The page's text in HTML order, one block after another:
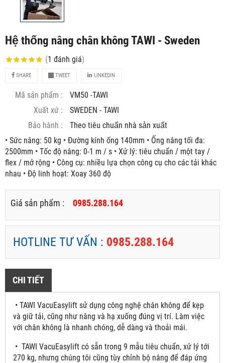
Hệ thống nâng chân không TAWI - Sweden
(1 đánh giá)
SHARE TWEET LINKEDIN
Mã sản phẩm :
VM50 -TAWI
Xuất xứ :
SWEDEN - TAWI
Bảo hành :
Theo tiêu chuẩn nhà sản xuất
• Sức nâng: 50 kg • Đường kính ống 140mm • Ống nâng tối đa:
2500mm • Tốc độ nâng: 0-1 m / s • Xử lý: tiêu chuẩn / một tay /
flex / mở rộng • Công cụ: nhiều lựa chọn công cụ cho các tải khác
nhau • Độ linh hoạt: Xoay 360 độ
Giá sản phẩm : 0985.288.164
HOTLINE TƯ VẤN : 0985.288.164
CHI TIẾT
• TAWI VacuEasylift sử dụng công nghệ chân không để kẹp
và giữ tải, cũng như nâng và hạ xuống đúng vị trí. Làm việc
với chân không là nhanh chóng, dễ dàng và thoải mái.
• TAWI VacuEasylift có sẵn trong 9 mẫu tiêu chuẩn, xử lý tới
270 kg, nhưng chúng tôi cũng tùy chỉnh bộ nâng để đáp ứng